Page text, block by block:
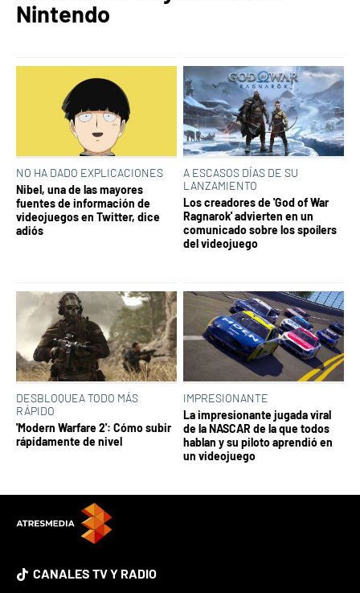
Nintendo
NO HA DADO EXPLICACIONES
Nibel, una de las mayores
fuentes de información de
videojuegos en Twitter, dice
adiós
A ESCASOS DÍAS DE SU
LANZAMIENTO
Los creadores de 'God of War
Ragnarok' advierten en un
comunicado sobre los spoílers
del videojuego
DESBLOQUEA TODO MÁS
RÁPIDO
'Modern Warfare 2': Cómo subir
rápidamente de nivel
IMPRESIONANTE
La impresionante jugada viral
de la NASCAR de la que todos
hablan y su piloto aprendió en
un videojuego
CANALES TV Y RADIO